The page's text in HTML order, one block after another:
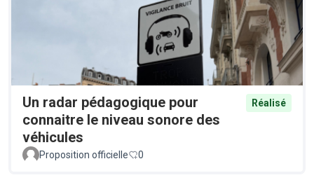
Un radar pédagogique pour
connaitre le niveau sonore des
véhicules
Réalisé
Proposition officielle 0